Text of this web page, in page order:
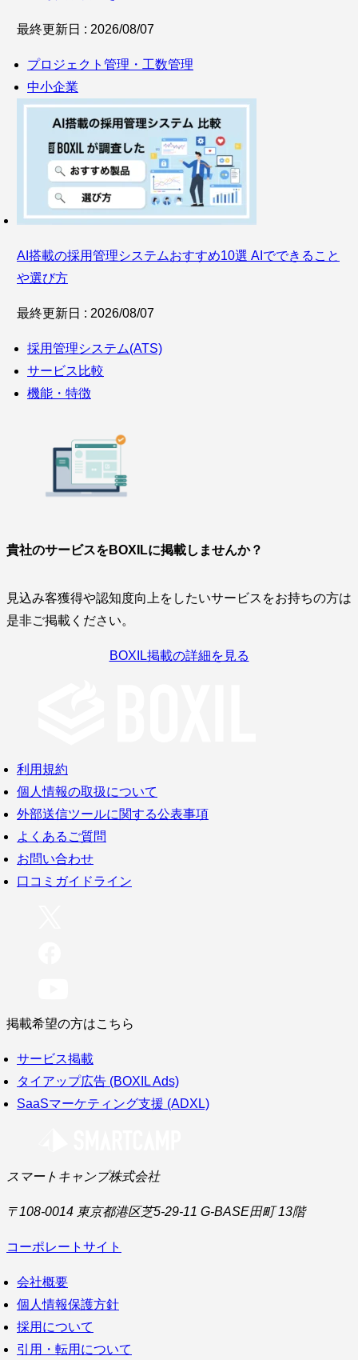
最終更新日 : 2026/08/07
プロジェクト管理・工数管理
中小企業
AI搭載の採用管理システムおすすめ10選 AIでできること
や選び方
最終更新日 : 2026/08/07
採用管理システム(ATS)
サービス比較
機能・特徴
貴社のサービスをBOXILに掲載しませんか？
見込み客獲得や認知度向上をしたいサービスをお持ちの方は
是非ご掲載ください。
BOXIL掲載の詳細を見る
利用規約
個人情報の取扱について
外部送信ツールに関する公表事項
よくあるご質問
お問い合わせ
口コミガイドライン
掲載希望の方はこちら
サービス掲載
タイアップ広告 (BOXIL Ads)
SaaSマーケティング支援 (ADXL)
スマートキャンプ株式会社
〒108-0014 東京都港区芝5-29-11 G-BASE田町 13階
コーポレートサイト
会社概要
個人情報保護方針
採用について
引用・転用について